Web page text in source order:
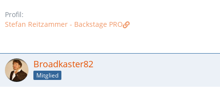
Profil:
Stefan Reitzammer - Backstage PRO
Broadkaster82
Mitglied